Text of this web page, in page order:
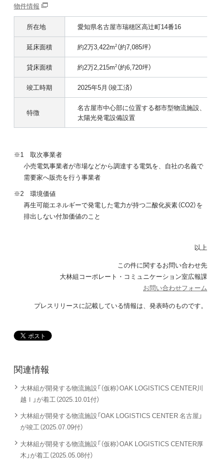
物件情報
所在地 愛知県名古屋市瑞穂区高辻町14番16
延床面積 約2万3,422m2（約7,085坪）
貸床面積 約2万2,215m2（約6,720坪）
竣工時期 2025年5月（竣工済）
特徴
名古屋市中⼼部に位置する都市型物流施設、
太陽光発電設備設置
※1 取次事業者
小売電気事業者が市場などから調達する電気を、自社の名義で
需要家へ販売を行う事業者
※2 環境価値
再生可能エネルギーで発電した電力が持つ二酸化炭素（CO2）を
排出しない付加価値のこと
以上
この件に関するお問い合わせ先
大林組コーポレート・コミュニケーション室広報課
お問い合わせフォーム
プレスリリースに記載している情報は、 発表時のものです。
関連情報
大林組が開発する物流施設「（仮称）OAK LOGISTICS CENTER川
越Ⅰ」が着工（2025.10.01付）
大林組が開発する物流施設「OAK LOGISTICS CENTER 名古屋」
が竣工（2025.07.09付）
大林組が開発する物流施設「（仮称）OAK LOGISTICS CENTER厚
木」が着工（2025.05.08付）